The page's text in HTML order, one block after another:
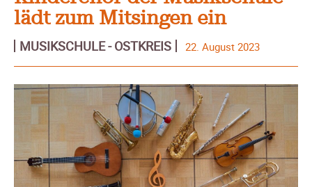
lädt zum Mitsingen ein
MUSIKSCHULE - OSTKREIS 22. August 2023